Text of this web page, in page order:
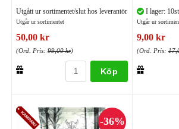
Utgått ur sortimentet/slut hos leverantör
Utgår ur sortimentet
50,00 kr
(Ord. Pris: 99,00 kr)
Köp
I lager: 10st
Utgår ur
9,00 kr
(Ord. Pris: